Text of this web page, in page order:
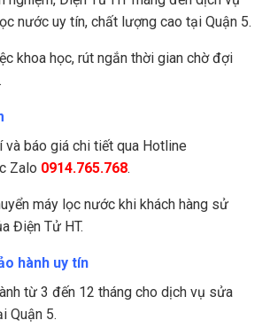
nước uy tín, chất lượng cao tại Quận 5.
khoa học, rút ngắn thời gian chờ đợi
và báo giá chi tiết qua Hotline
Zalo 0914.765.768.
máy lọc nước khi khách hàng sử
Điện Tử HT.
hành uy tín
từ 3 đến 12 tháng cho dịch vụ sửa
Quận 5.